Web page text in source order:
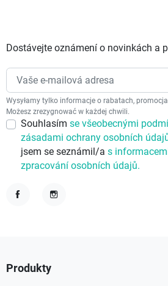
Dostávejte oznámení o novinkách a
Wysyłamy tylko informacje o rabatach,
Możesz zrezygnować w każdej chwili.
Souhlasím se všeobecnými
zásadami ochrany osobních
jsem se seznámil/a s
zpracování osobních údajů.
Produkty